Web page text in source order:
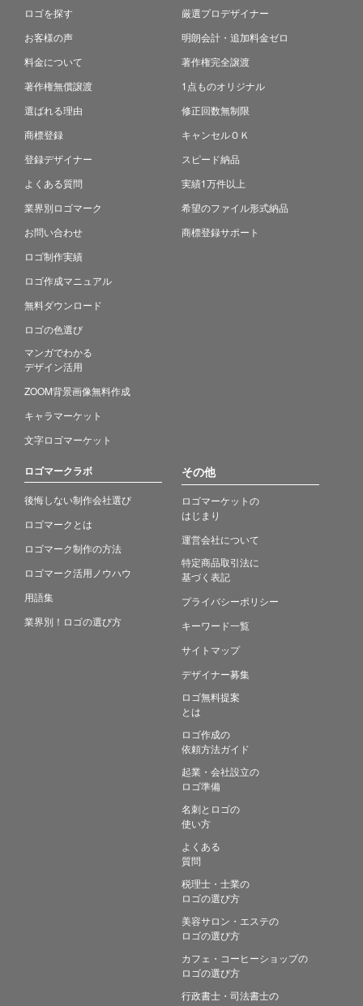
ロゴを探す
お客様の声
料金について
著作権無償譲渡
選ばれる理由
商標登録
登録デザイナー
よくある質問
業界別ロゴマーク
お問い合わせ
ロゴ制作実績
ロゴ作成マニュアル
無料ダウンロード
ロゴの色選び
マンガでわかる
デザイン活用
ZOOM背景画像無料作成
キャラマーケット
文字ロゴマーケット
厳選プロデザイナー
明朗会計・追加料金ゼロ
著作権完全譲渡
1点ものオリジナル
修正回数無制限
キャンセルＯＫ
スピード納品
実績1万件以上
希望のファイル形式納品
商標登録サポート
ロゴマークラボ
後悔しない制作会社選び
ロゴマークとは
ロゴマーク制作の方法
ロゴマーク活用ノウハウ
用語集
業界別！ロゴの選び方
その他
ロゴマーケットの
はじまり
運営会社について
特定商品取引法に
基づく表記
プライバシーポリシー
キーワード一覧
サイトマップ
デザイナー募集
ロゴ無料提案
とは
ロゴ作成の
依頼方法ガイド
起業・会社設立の
ロゴ準備
名刺とロゴの
使い方
よくある
質問
税理士・士業の
ロゴの選び方
美容サロン・エステの
ロゴの選び方
カフェ・コーヒーショップの
ロゴの選び方
行政書士・司法書士の